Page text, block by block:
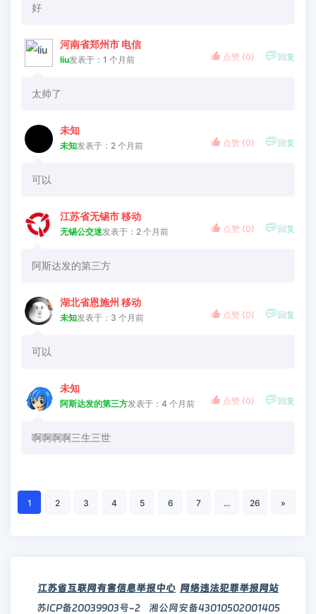
好
河南省郑州市 电信
liu发表于：1 个月前
太帅了
 点赞 (0)  回复
未知
未知发表于：2 个月前
可以
 点赞 (0)  回复
江苏省无锡市 移动
无锡公交迷发表于：2 个月前
阿斯达发的第三方
 点赞 (0)  回复
湖北省恩施州 移动
未知发表于：3 个月前
可以
 点赞 (0)  回复
未知
阿斯达发的第三方发表于：4 个月前
啊啊啊啊三生三世
 点赞 (0)  回复
1 2 3 4 5 6 7 ... 26 »
江苏省互联网有害信息举报中心 网络违法犯罪举报网站
苏ICP备20039903号-2
湘公网安备43010502001405